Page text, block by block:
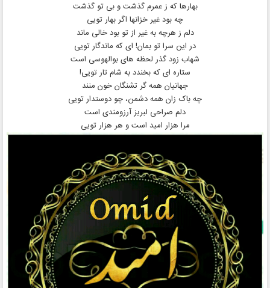
بهارها که ز عمرم گذشت و بی تو گذشت
چه بود غیر خزانها اگر بهار تویی
دلم ز هرچه به غیر از تو بود خالی ماند
در این سرا تو بمان! ای که ماندگار تویی
شهاب زود گذر لحظه های بوالهوسی است
ستاره ای که بخندد به شام تار تویی!
جهانیان همه گر تشنگان خون منند
چه باک زان همه دشمن، چو دوستدار تویی
دلم صراحی لبریز آرزومندی است
مرا هزار امید است و هر هزار تویی